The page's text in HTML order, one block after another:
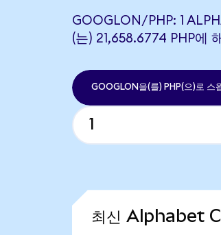
GOOGLON/PHP: 1
(는) 21,658.6774 PHP에
GOOGLON을(를) PHP(으)로 스
최신 Alphabet